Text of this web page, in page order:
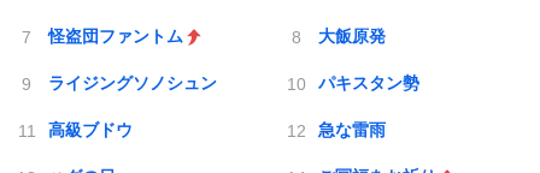
怪盗団ファントム 大飯原発
ライジングソノシュン パキスタン勢
高級ブドウ 急な雷雨